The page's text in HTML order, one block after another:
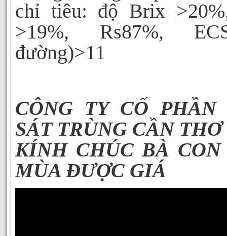
chỉ tiêu: độ Brix
>19%, Rs87%,
đường)>11
CÔNG TY CỔ PHẦN
SÁT TRÙNG CẦN THƠ
KÍNH CHÚC BÀ CON
MÙA ĐƯỢC GIÁ